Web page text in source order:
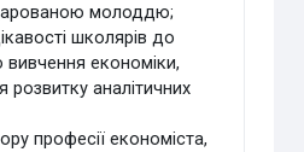
молоддю;
школярів до
вивчення економіки,
розвитку аналітичних
професії економіста,